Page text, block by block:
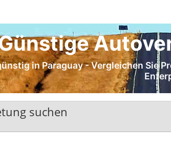
in Paraguay - Vergleichen Sie
suchen